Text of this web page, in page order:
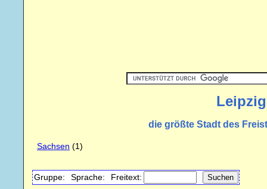
Leipzig
die größte Stadt des
Sachsen (1)
Gruppe: Sprache: Freitext: